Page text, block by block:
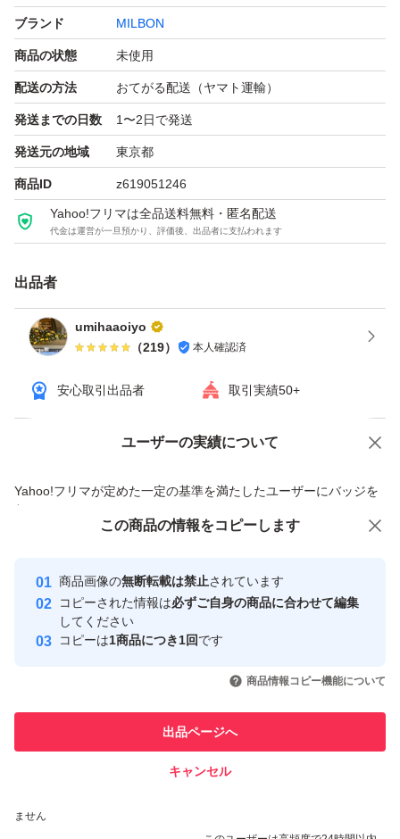
ブランド MILBON
商品の状態 未使用
配送の方法 おてがる配送（ヤマト運輸）
発送までの日数 1〜2日で発送
発送元の地域 東京都
商品ID z619051246
Yahoo!フリマは全品送料無料・匿名配送
代金は運営が一旦預かり、評価後、出品者に支払われます
出品者
umihaaoiyo
（219） 本人確認済
安心取引出品者 取引実績50+
ユーザーの実績について
Yahoo!フリマが定めた一定の基準を満たしたユーザーにバッジを
付与しています
安心取引出品者
心・安全なユーザーです
取引実績
引を完了させた実績があります
での取引実績があります
ません
価格の相談 商品への質問
この商品の情報をコピーします
商品画像の無断転載は禁止されています
コピーされた情報は必ずご自身の商品に合わせて編集
してください
コピーは1商品につき1回です
商品情報コピー機能について
出品ページへ
キャンセル
この商品をみている人にオススメ